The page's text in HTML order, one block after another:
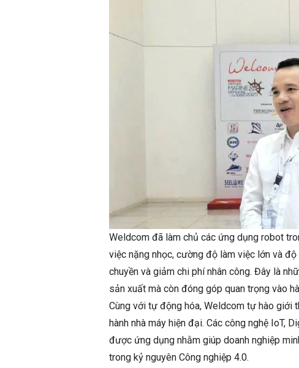
Weldcom đã làm chủ các ứng dụng robot
việc nặng nhọc, cường độ làm việc lớn và
chuyền và giảm chi phí nhân công. Đây là
sản xuất mà còn đóng góp quan trọng vào
Cùng với tự động hóa, Weldcom tự hào giới
hành nhà máy hiện đại. Các công nghệ IoT,
được ứng dụng nhằm giúp doanh nghiệp
trong kỷ nguyên Công nghiệp 4.0.